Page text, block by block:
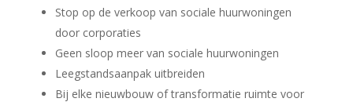
Stop op de verkoop van sociale huurwoningen
door corporaties
Geen sloop meer van sociale huurwoningen
Leegstandsaanpak uitbreiden
Bij elke nieuwbouw of transformatie ruimte voor